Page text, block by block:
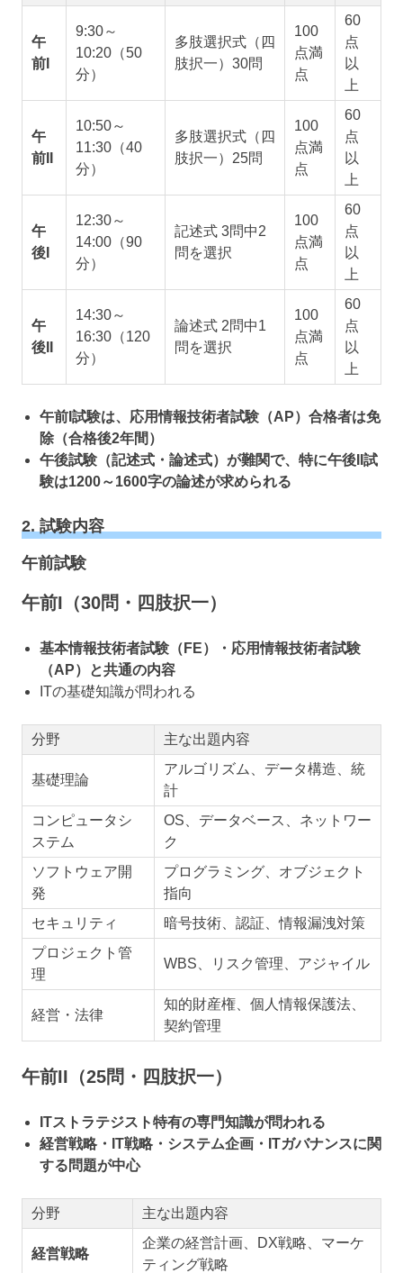
午
前I
9:30～
10:20（50
分）
多肢選択式（四
肢択一）30問
100
点満
点
60
点
以
上
午
前II
10:50～
11:30（40
分）
多肢選択式（四
肢択一）25問
100
点満
点
60
点
以
上
午
後I
12:30～
14:00（90
分）
記述式 3問中2
問を選択
100
点満
点
60
点
以
上
午
後II
14:30～
16:30（120
分）
論述式 2問中1
問を選択
100
点満
点
60
点
以
上
午前I試験は、応用情報技術者試験（AP）合格者は免
除（合格後2年間）
午後試験（記述式・論述式）が難関で、特に午後II試
験は1200～1600字の論述が求められる
2. 試験内容
午前試験
午前I（30問・四肢択一）
基本情報技術者試験（FE）・応用情報技術者試験
（AP）と共通の内容
ITの基礎知識が問われる
分野 主な出題内容
基礎理論
アルゴリズム、データ構造、統
計
コンピュータシ
ステム
OS、データベース、ネットワー
ク
ソフトウェア開
発
プログラミング、オブジェクト
指向
セキュリティ
暗号技術、認証、情報漏洩対策
プロジェクト管
理
WBS、リスク管理、アジャイル
経営・法律
知的財産権、個人情報保護法、
契約管理
午前II（25問・四肢択一）
ITストラテジスト特有の専門知識が問われる
経営戦略・IT戦略・システム企画・ITガバナンスに関
する問題が中心
分野 主な出題内容
経営戦略
企業の経営計画、DX戦略、マーケ
ティング戦略